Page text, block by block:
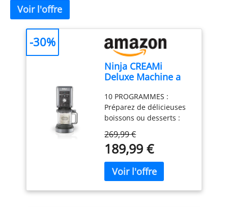
Ninja CREAMi
Deluxe Machine a
2 bacs NC502EU
10 PROGRAMMES :
Préparez de délicieuses
boissons ou desserts :
Crème glacée légère,
Glace à l'Italienne,
Milkshake, Extras,
Frappé, Boisson glacée,
Granité et Yaourt glacé.
CUVE FORMAT FAMILIAL :
269,99 €
189,99 €
-30%